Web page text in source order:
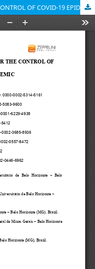
MOBILITY RESTRICTIONS FOR THE CONTROL OF COVID-19 EPIDEMIC